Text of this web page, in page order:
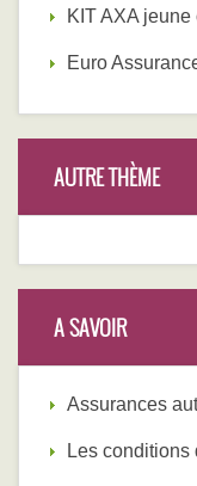
KIT AXA jeune
Euro
AUTRE THÈME
A SAVOIR
Assurances
Les conditions